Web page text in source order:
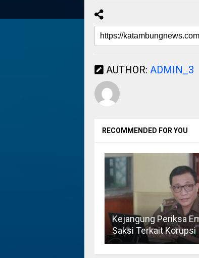
AUTHOR: ADMIN_3
RECOMMENDED FOR YOU
Kejangung Periksa
Saksi Terkait Korupsi